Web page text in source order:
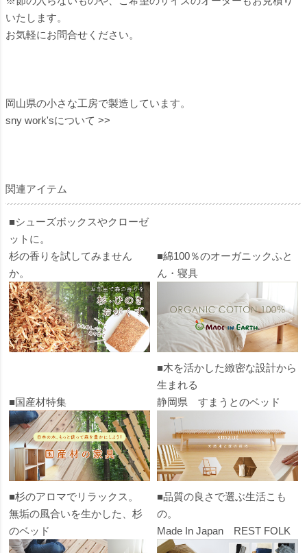
いたします。
お気軽にお問合せください。
岡山県の小さな工房で製造しています。
sny work'sについて >>
関連アイテム
■シューズボックスやクローゼ
ットに。
杉の香りを試してみません
か。
■綿100％のオーガニックふと
ん・寝具
■国産材特集
■木を活かした緻密な設計から
生まれる
静岡県 すまうとのベッド
■杉のアロマでリラックス。
無垢の風合いを生かした、杉
のベッド
■品質の良さで選ぶ生活こも
の。
Made In Japan REST FOLK